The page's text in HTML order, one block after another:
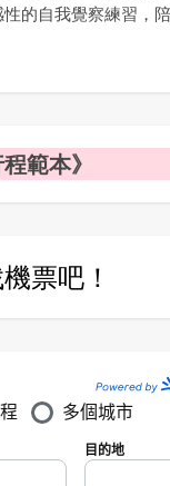
的自我覺察練習，
範本》
票吧！